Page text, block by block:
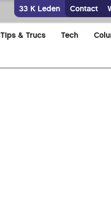
33 K Leden Contact
Tips & Trucs Tech